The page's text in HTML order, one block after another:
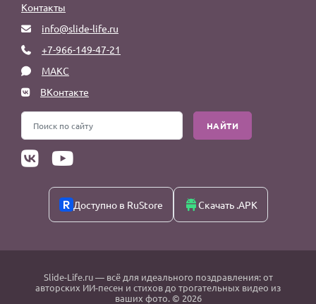
Контакты
info@slide-life.ru
+7-966-149-47-21
МАКС
ВКонтакте
НАЙТИ
Доступно в RuStore Скачать .APK
Slide-Life.ru— всё для идеального поздравления: от
авторских ИИ-песен и стихов до трогательных видео из
ваших фото. © 2026